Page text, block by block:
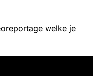
welke je